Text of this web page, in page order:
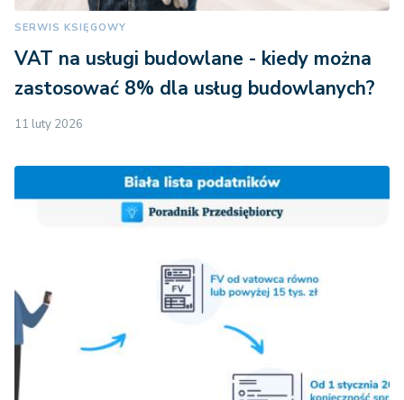
SERWIS KSIĘGOWY
VAT na usługi budowlane - kiedy można
zastosować 8% dla usług budowlanych?
11 luty 2026